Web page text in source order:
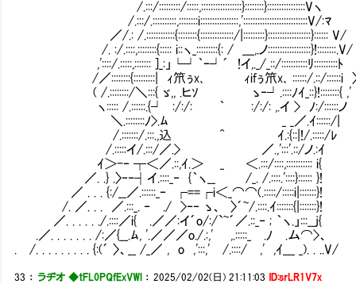
/.:::/:::::::::/:::::,:::::::::::::::::}::::::::}::::::::::::::::Vヽ
/.:::/.::::::::::,::::::::i::::::::::::::::,':::::::::::::::::::::::::::V/:ﾏ
／/.: /.::::::::::::{::::::::{::::::::::::::/|:::::::::}::::::::::::::::::}:::::: V/
/. :/.::::,::::::::{::::: i::ヽ_:::::::::{: / ___,.ノ::::::::::::::::::}!::::::::.V/
,'::::/.:::::,::::::: ]_:」└┘｀ｰ┘´ !イ,._/_::/:::::::::::ﾘ::::::::::ﾄ
/／::::::::{:::::::::| ｨ笊ぅx､ ｨifぅ笊x､ ::::::/.::/::::::i
( /.::::::::/＼:::{ ゞ,, .ヒｿ ゝ‐┘.::::ﾉｲ_::}!::::::::{ ,' こ
ヽ::::: /.::::::.{┘ :/:/: ｀ :/:/: ,.イ > ﾉ:/::::::ノ
＼.::::::::ﾉ>.ﾑ _ _／.ｲ::::::/| 連邦
/.:::::::/.:::.,込 ^ ｲ.:{::|!/.:::::/ﾚ
/.:::::イ/.:::/／.> ／.,':::'.::/ノ.:ｲ
ｲ＞-‐ ┬＜／.::,ｲ.＞ _ ＜.:::/
／. .} .〉‐‐┤イ.::::_‐ {｀ヽ__ /_. /
／ . . . {:/__／.::::::_‐ ┌==┌i＜_⌒⌒(.:::::/:::::i|:::::::}!
/. ／. . . ／.:::_. ‐ ./ >‐‐ ゝ、 〉´~/.::::.ｲ:::::::{|:::::::}!
／. . . . . ./.::::／i{ .／／:イ´o/:/`~´／.::_‐ ; ｀ヽ.」:::__j{
.／. . . . . . . /:／{__.ﾑ, '.／／／o./.:,' ,.:::::_ .ﾉ .ム⌒>、
. /. . . . . . . . . {:(´ 〉、__ /_／ , o ,':::,' /.::::/ ,' ,ｲ___ _). . ..V/
33 ：ラヂオ ◆tFL0PQfExVWl ：2025/02/02(日) 21:11:03 ID:srLR1V7x